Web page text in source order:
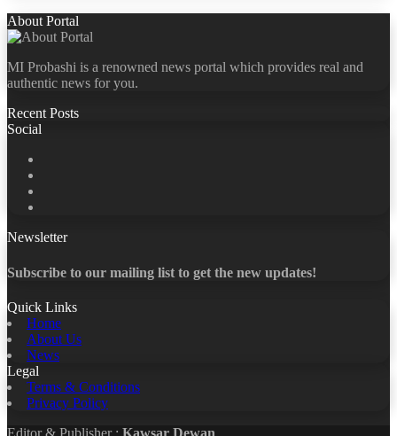
About Portal
MI Probashi is a renowned news portal which provides real and
authentic news for you.
Recent Posts
Social
Newsletter
Subscribe to our mailing list to get the new updates!
Quick Links
Home
About Us
News
Legal
Terms & Conditions
Privacy Policy
Editor & Publisher : Kawsar Dewan